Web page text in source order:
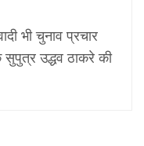
भी चुनाव प्रचार
सुपुत्र उद्धव ठाकरे की